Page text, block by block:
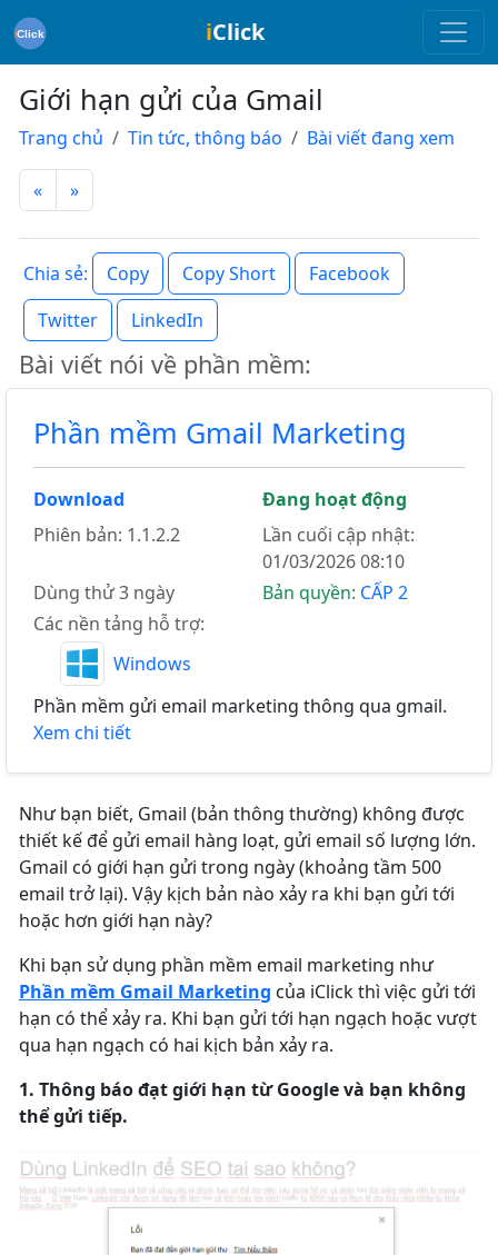
iClick
Giới hạn gửi của Gmail
Trang chủ Tin tức, thông báo Bài viết đang xem
« »
Chia sẻ: Copy Copy Short
Facebook
Twitter
LinkedIn
Bài viết nói về phần mềm:
Phần mềm Gmail Marketing
Download
Đang hoạt động
Phiên bản: 1.1.2.2
Lần cuối cập nhật:
01/03/2026 08:10
Dùng thử 3 ngày
Bản quyền: CẤP 2
Các nền tảng hỗ trợ:
Windows
Phần mềm gửi email marketing thông qua gmail.
Xem chi tiết
Như bạn biết, Gmail (bản thông thường) không được
thiết kế để gửi email hàng loạt, gửi email số lượng lớn.
Gmail có giới hạn gửi trong ngày (khoảng tầm 500
email trở lại). Vậy kịch bản nào xảy ra khi bạn gửi tới
hoặc hơn giới hạn này?
Khi bạn sử dụng phần mềm email marketing như
Phần mềm Gmail Marketing của iClick thì việc gửi tới
hạn có thể xảy ra. Khi bạn gửi tới hạn ngạch hoặc vượt
qua hạn ngạch có hai kịch bản xảy ra.
1. Thông báo đạt giới hạn từ Google và bạn không
thể gửi tiếp.